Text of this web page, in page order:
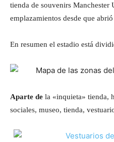
tienda de souvenirs Manchester
emplazamientos desde que
En resumen el estadio está
Aparte de la «inquieta» tienda,
sociales, museo, tienda,